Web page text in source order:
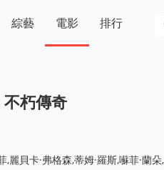
綜藝 電影 排行
朽傳奇
·羅斯,囌菲·蘭朵,奈德·丹內利,派尅·李,伊恩·珮尅,傑伊·利庫戈,巴裡·基奧恩,斯蒂芬·格拉漢姆,薩米·